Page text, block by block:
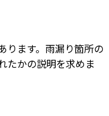
ります。雨漏り箇所の
たかの説明を求めま